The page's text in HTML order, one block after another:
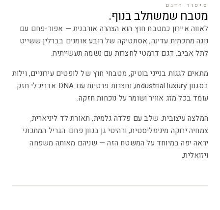
סיפור הדגם
מטבח שמשתלב בנוף.
לאווה איירון כמטבח חוץ הוא הצהרה אורבנית — אפור-פחם עם
נוגה מתכתית עדינה, אסתטיקה של רובע אומנים בברלין ששייט
לתל אביב. דגם דרמטי לחצרות עם נשמה תעשייתית.
מתאים לגגות בנייני בוטיק, מטבחי חוץ של לופטים עירוניים, וילות
בסגנון industrial luxury, וחצרות פרטיות עם DNA אדריכלי חזק.
עומד בכל מזג אוויר ושומר על נוכחות חזקה.
המלצה עיצובית: שלב עם פלדה גלמית, תאורת לד ליניארית,
צמחיה ירוקה מינימליסטית, ורהיטי גן בגוון פחם. הגריל המתכתי
יראה יפה במיוחד על המשטח הזה — שניהם מאותה משפחה
ויזואלית.